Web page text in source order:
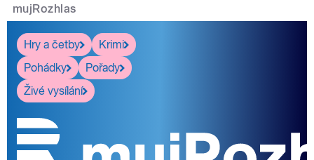
mujRozhlas
Hry a četby
Krimi
Pohádky
Pořady
Živé vysílání